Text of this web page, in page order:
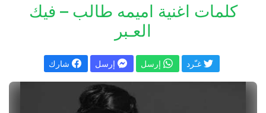
كلمات اغنية اميمه طالب – فيك
العـبر